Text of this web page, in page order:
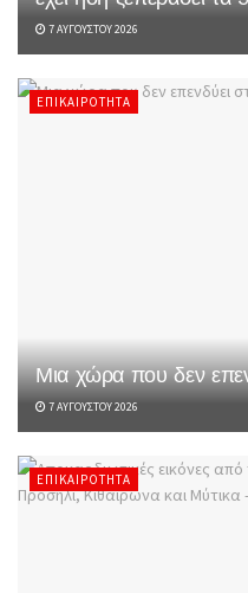
7 ΑΥΓΟΎΣΤΟΥ 2026
ΕΠΙΚΑΙΡΌΤΗΤΑ
Μια χώρα που δεν
7 ΑΥΓΟΎΣΤΟΥ 2026
ΕΠΙΚΑΙΡΌΤΗΤΑ